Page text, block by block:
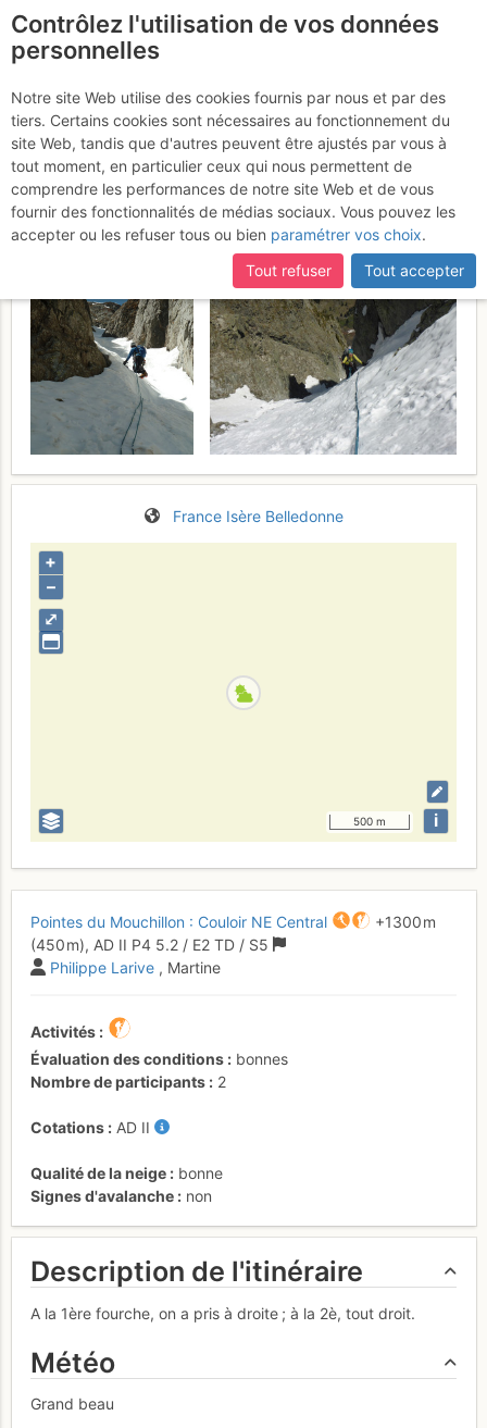
Pointes du Mouchillon :
Couloir NE central
Dimanche 21
mai 2017
France Isère Belledonne
⤢
+
–
500 m i
Pointes du Mouchillon : Couloir NE Central
+1300 m
(450 m), AD II P4 5.2 / E2 TD / S5
Philippe Larive , Martine
Activités
Évaluation des conditions
bonnes
Nombre de participants
2
Cotations AD II
Qualité de la neige
bonne
Signes d'avalanche
non
Description de l'itinéraire
A la 1ère fourche, on a pris à droite ; à la 2è, tout droit.
Météo
Grand beau
Contrôlez l'utilisation de vos données
personnelles
Notre site Web utilise des cookies fournis par nous et par des
tiers. Certains cookies sont nécessaires au fonctionnement du
site Web, tandis que d'autres peuvent être ajustés par vous à
tout moment, en particulier ceux qui nous permettent de
comprendre les performances de notre site Web et de vous
fournir des fonctionnalités de médias sociaux. Vous pouvez les
accepter ou les refuser tous ou bien paramétrer vos choix.
Tout refuser
Tout accepter